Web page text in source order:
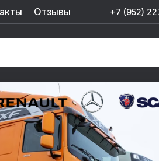
Отзывы +7 (952)